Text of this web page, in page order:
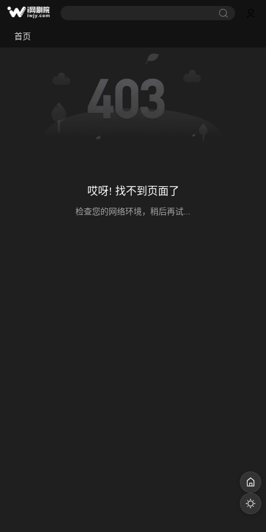
首页
哎呀! 找不到页面了
检查您的网络环境，稍后再试...